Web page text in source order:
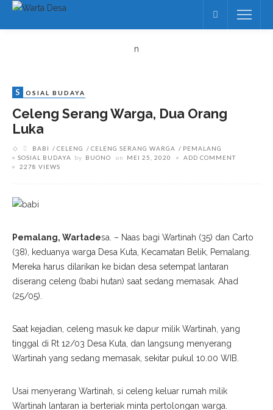
n
S OSIAL BUDAYA
Celeng Serang Warga, Dua Orang
Luka
BABI CELENG CELENG SERANG WARGA
PEMALANG
SOSIAL BUDAYA
by BUONO on MEI 25, 2020
ADD COMMENT
2278 VIEWS
Pemalang, Wartadesa. – Naas bagi Wartinah (35) dan Carto
(38), keduanya warga Desa Kuta, Kecamatan Belik, Pemalang.
Mereka harus dilarikan ke bidan desa setempat lantaran
diserang celeng (babi hutan) saat sedang memasak. Ahad
(25/05).
Saat kejadian, celeng masuk ke dapur milik Wartinah, yang
tinggal di Rt 12/03 Desa Kuta, dan langsung menyerang
Wartinah yang sedang memasak, sekitar pukul 10.00 WIB.
Usai menyerang Wartinah, si celeng keluar rumah milik
Wartinah lantaran ia berteriak minta pertolongan warga.